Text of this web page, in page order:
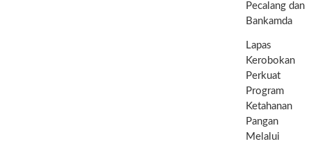
Pecalang dan
Bankamda
Lapas
Kerobokan
Perkuat
Program
Ketahanan
Pangan
Melalui